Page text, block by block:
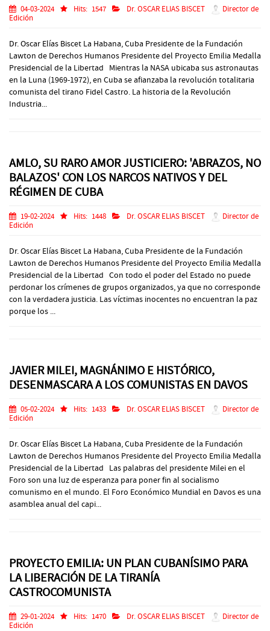
04-03-2024 Hits: 1547 Dr. OSCAR ELIAS BISCET
Director de
Edición
Dr. Oscar Elías Biscet La Habana, Cuba Presidente de la Fundación
Lawton de Derechos Humanos Presidente del Proyecto Emilia Medalla
Presidencial de la Libertad Mientras la NASA ubicaba sus astronautas
en la Luna (1969-1972), en Cuba se afianzaba la revolución totalitaria
comunista del tirano Fidel Castro. La historia de la Revolución
Industria...
AMLO, SU RARO AMOR JUSTICIERO: 'ABRAZOS, NO
BALAZOS' CON LOS NARCOS NATIVOS Y DEL
RÉGIMEN DE CUBA
19-02-2024 Hits: 1448 Dr. OSCAR ELIAS BISCET
Director de
Edición
Dr. Oscar Elías Biscet La Habana, Cuba Presidente de la Fundación
Lawton de Derechos Humanos Presidente del Proyecto Emilia Medalla
Presidencial de la Libertad Con todo el poder del Estado no puede
perdonar los crímenes de grupos organizados, ya que no corresponde
con la verdadera justicia. Las víctimas inocentes no encuentran la paz
porque los ...
JAVIER MILEI, MAGNÁNIMO E HISTÓRICO,
DESENMASCARA A LOS COMUNISTAS EN DAVOS
05-02-2024 Hits: 1433 Dr. OSCAR ELIAS BISCET
Director de
Edición
Dr. Oscar Elías Biscet La Habana, Cuba Presidente de la Fundación
Lawton de Derechos Humanos Presidente del Proyecto Emilia Medalla
Presidencial de la Libertad Las palabras del presidente Milei en el
Foro son una luz de esperanza para poner fin al socialismo
comunismo en el mundo. El Foro Económico Mundial en Davos es una
asamblea anual del capi...
PROYECTO EMILIA: UN PLAN CUBANÍSIMO PARA
LA LIBERACIÓN DE LA TIRANÍA
CASTROCOMUNISTA
29-01-2024 Hits: 1470 Dr. OSCAR ELIAS BISCET
Director de
Edición